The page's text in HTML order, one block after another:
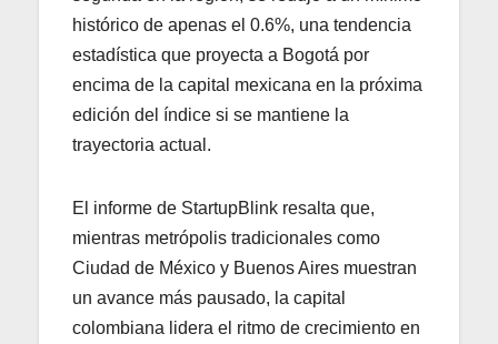
histórico de apenas el 0.6%, una tendencia
estadística que proyecta a Bogotá por
encima de la capital mexicana en la próxima
edición del índice si se mantiene la
trayectoria actual.
El informe de StartupBlink resalta que,
mientras metrópolis tradicionales como
Ciudad de México y Buenos Aires muestran
un avance más pausado, la capital
colombiana lidera el ritmo de crecimiento en